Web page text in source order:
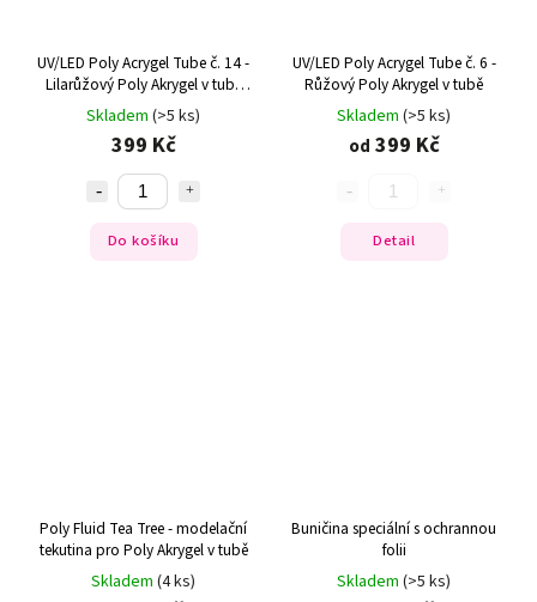
UV/LED Poly Acrygel Tube č. 14 -
Lilarůžový Poly Akrygel v tubě
30 g
Skladem (>5 ks)
399 Kč
Do košíku
UV/LED Poly Acrygel Tube č. 6 -
Růžový Poly Akrygel v tubě
Skladem (>5 ks)
od 399 Kč
Detail
Poly Fluid Tea Tree - modelační
tekutina pro Poly Akrygel v tubě
Skladem (4 ks)
Buničina speciální s ochrannou
folii
Skladem (>5 ks)